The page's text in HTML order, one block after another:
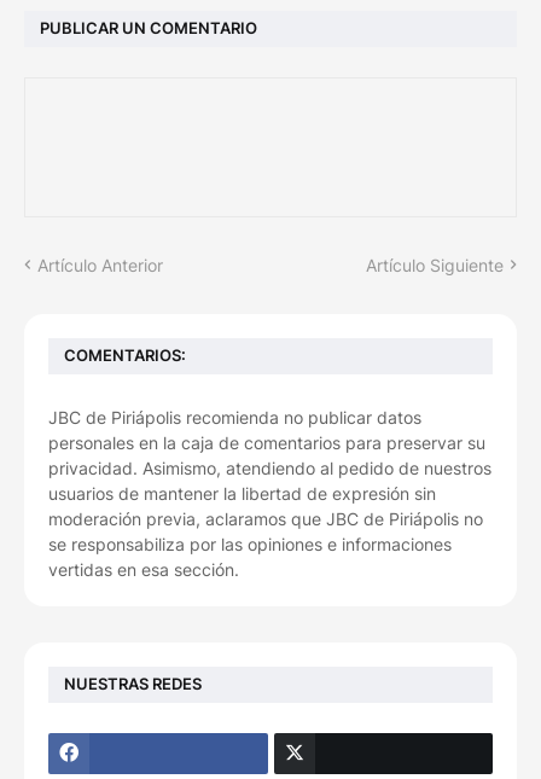
PUBLICAR UN COMENTARIO
Artículo Anterior Artículo Siguiente
COMENTARIOS:
JBC de Piriápolis recomienda no publicar datos
personales en la caja de comentarios para preservar su
privacidad. Asimismo, atendiendo al pedido de nuestros
usuarios de mantener la libertad de expresión sin
moderación previa, aclaramos que JBC de Piriápolis no
se responsabiliza por las opiniones e informaciones
vertidas en esa sección.
NUESTRAS REDES